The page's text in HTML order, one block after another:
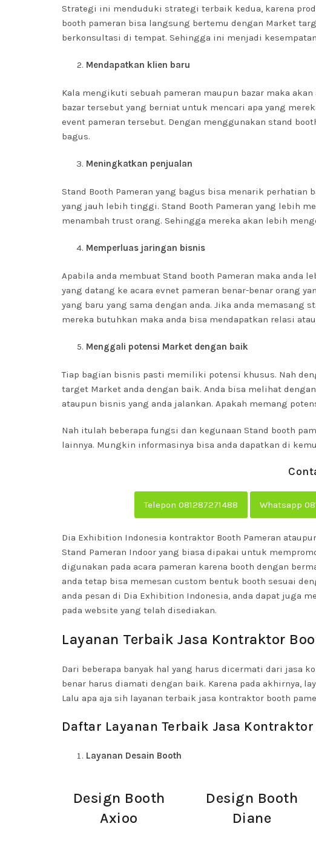
Strategi ini menduduki strategi terbaik kedua, karena
booth pameran bisa langsung bertemu dengan Market
berkonsultasi di tempat. Sehingga ini menjadi
Mendapatkan klien baru
Kala mengikuti sebuah pameran maupun bazar maka
bazar tersebut yang berniat untuk mencari apa yang
event pameran tersebut. Dengan menggunakan stand
bagus.
Meningkatkan penjualan
Stand Booth Pameran yang bagus bisa menarik
yang jauh lebih tinggi. Stand Booth Pameran yang lebih
menambah trust orang. Sehingga mereka akan lebih
Memperluas jaringan bisnis
Apabila anda membuat Stand booth Pameran maka anda
yang datang ke acara evnet pameran benar-benar orang
yang baru yang sama dengan anda. Jika anda memasang
mereka butuhkan maka anda bisa mendapatkan relasi
Menggali potensi Market dengan baik
Tiap bagian bisnis pasti memiliki potensi khusus. Nah
target Market anda dengan baik. Anda bisa melihat
ataupun bisnis yang anda jalankan. Apakah memang
Nah itulah beberapa fungsi dan kegunaan Stand booth
lainnya. Mungkin informasinya bisa anda dapatkan di
Telepon 081287271488 Whatsapp
Dia Exhibition Indonesia kontraktor Booth Pameran
Stand Pameran Indoor yang biasa dipakai untuk
digunakan pada acara pameran karena booth dengan
anda tetap bisa memesan custom bentuk booth sesuai
anda pesan di Dia Exhibition Indonesia, anda dapat juga
pada website yang telah disediakan.
Layanan Terbaik Jasa Kontraktor
Dari beberapa banyak hal yang harus dicermati dari jasa
benar harus diamati dengan baik. Karena pada akhirnya,
Lalu apa aja sih layanan terbaik jasa kontraktor booth
Daftar Layanan Terbaik Jasa
Layanan Desain Booth
Design Booth
Axioo
Design Booth
Diane